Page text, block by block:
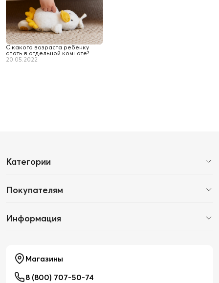
С какого возраста ребенку
спать в отдельной комнате?
20.05.2022
Категории
Покупателям
Информация
Магазины
8 (800) 707-50-74